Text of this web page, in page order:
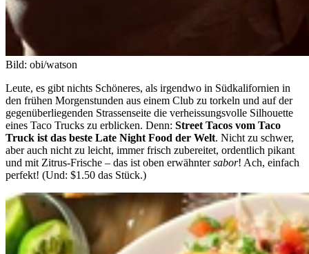
Bild: obi/watson
Leute, es gibt nichts Schöneres, als irgendwo in Südkalifornien in
den frühen Morgenstunden aus einem Club zu torkeln und auf der
gegenüberliegenden Strassenseite die verheissungsvolle Silhouette
eines Taco Trucks zu erblicken. Denn: Street Tacos vom Taco
Truck ist das beste Late Night Food der Welt. Nicht zu schwer,
aber auch nicht zu leicht, immer frisch zubereitet, ordentlich pikant
und mit Zitrus-Frische – das ist oben erwähntersabor! Ach, einfach
perfekt! (Und: $1.50 das Stück.)